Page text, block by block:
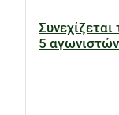
5